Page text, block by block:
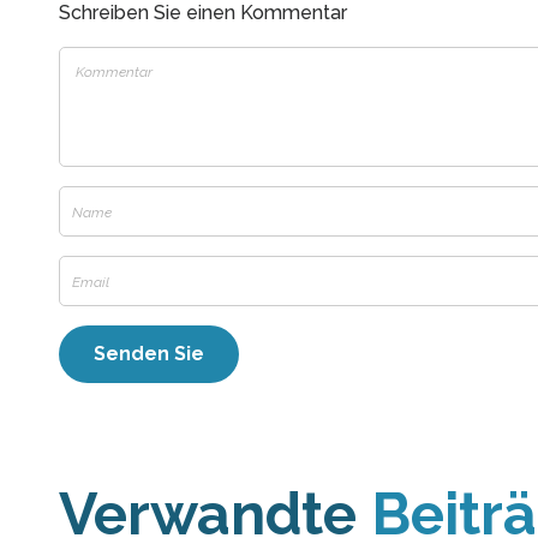
Schreiben Sie einen Kommentar
Verwandte